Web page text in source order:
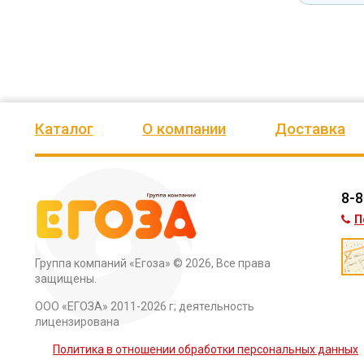
Каталог О компании Доставка
Группа компаний «Егоза» © 2026, Все права
защищены.
ООО «ЕГОЗА» 2011-2026 г; деятельность
лицензирована
8-
Политика в отношении обработки персональных данных